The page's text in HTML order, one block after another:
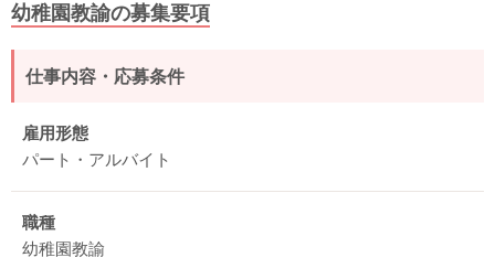
幼稚園教諭の募集要項
仕事内容・応募条件
雇用形態
パート・アルバイト
職種
幼稚園教諭